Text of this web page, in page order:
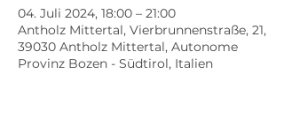
04. Juli 2024, 18:00 – 21:00
Antholz Mittertal, Vierbrunnenstraße, 21,
39030 Antholz Mittertal, Autonome
Provinz Bozen - Südtirol, Italien